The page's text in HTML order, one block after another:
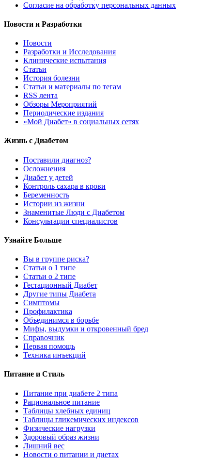
Согласие на обработку персональных данных
Новости и Разработки
Новости
Разработки и Исследования
Клинические испытания
Статьи
История болезни
Статьи и материалы по тегам
RSS лента
Обзоры Мероприятий
Периодические издания
«Мой Диабет» в социальных сетях
Жизнь с Диабетом
Поставили диагноз?
Осложнения
Диабет у детей
Контроль сахара в крови
Беременность
Истории из жизни
Знаменитые Люди с Диабетом
Консультации специалистов
Узнайте Больше
Вы в группе риска?
Статьи о 1 типе
Статьи о 2 типе
Гестационный Диабет
Другие типы Диабета
Симптомы
Профилактика
Объединимся в борьбе
Мифы, выдумки и откровенный бред
Справочник
Первая помощь
Техника инъекций
Питание и Стиль
Питание при диабете 2 типа
Рациональное питание
Таблицы хлебных единиц
Таблицы гликемических индексов
Физические нагрузки
Здоровый образ жизни
Лишний вес
Новости о питании и диетах